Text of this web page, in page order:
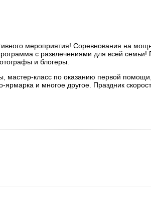
мероприятия! Соревнования на
с развлечениями для всей семьи!
и блогеры.
мастер-класс по оказанию первой помощи,
и многое другое. Праздник